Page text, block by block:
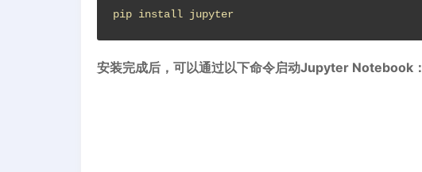
pip install jupyter
安装完成后，可以通过以下命令启动Jupyter Notebook：